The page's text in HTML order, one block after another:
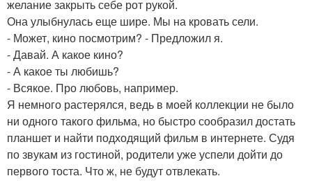
желание закрыть себе рот рукой.
Она улыбнулась еще шире. Мы на кровать сели.
- Может, кино посмотрим? - Предложил я.
- Давай. А какое кино?
- А какое ты любишь?
- Всякое. Про любовь, например.
Я немного растерялся, ведь в моей коллекции не было
ни одного такого фильма, но быстро сообразил достать
планшет и найти подходящий фильм в интернете. Судя
по звукам из гостиной, родители уже успели дойти до
первого тоста. Что ж, не будут отвлекать.